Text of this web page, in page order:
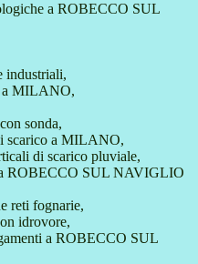
a ROBECCO SUL
industriali,
a MILANO,
sonda,
scarico a MILANO,
di scarico pluviale,
ROBECCO SUL NAVIGLIO
reti fognarie,
idrovore,
a ROBECCO SUL